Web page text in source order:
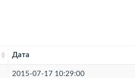
Дата
2015-07-17 10:29:00